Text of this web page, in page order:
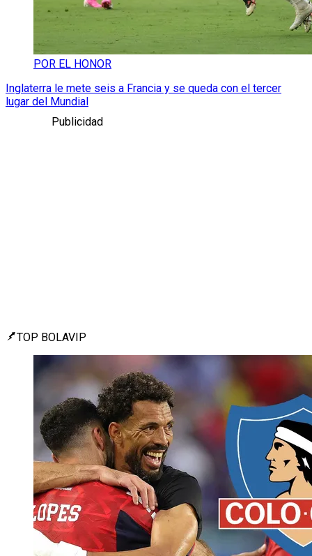
POR EL HONOR
Inglaterra le mete seis a Francia y se queda con el tercer
lugar del Mundial
Publicidad
TOP BOLAVIP